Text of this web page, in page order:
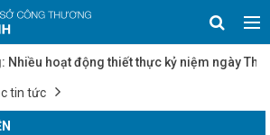
hoạt động thiết thực kỷ niệm ngày Thương
công nghiệp Hà Tĩnh
hạ tầng kỹ thuật cụm công nghiệp trên
Hà Tĩnh tham gia trưng bày, giới thiệu,
tin tức